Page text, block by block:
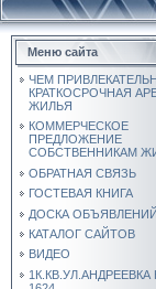
Меню сайта
ЧЕМ
КРАТКОСРОЧНАЯ
ЖИЛЬЯ
КОММЕРЧЕСКОЕ
ПРЕДЛОЖЕНИЕ
СОБСТВЕННИКАМ
ОБРАТНАЯ СВЯЗЬ
ГОСТЕВАЯ КНИГА
ДОСКА ОБЪЯВЛЕНИЙ
КАТАЛОГ САЙТОВ
ВИДЕО